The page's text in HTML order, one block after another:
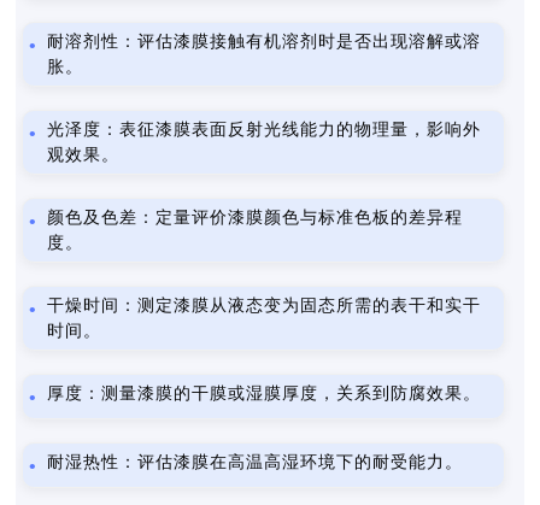
耐溶剂性：评估漆膜接触有机溶剂时是否出现溶解或溶
胀。
光泽度：表征漆膜表面反射光线能力的物理量，影响外
观效果。
颜色及色差：定量评价漆膜颜色与标准色板的差异程
度。
干燥时间：测定漆膜从液态变为固态所需的表干和实干
时间。
厚度：测量漆膜的干膜或湿膜厚度，关系到防腐效果。
耐湿热性：评估漆膜在高温高湿环境下的耐受能力。